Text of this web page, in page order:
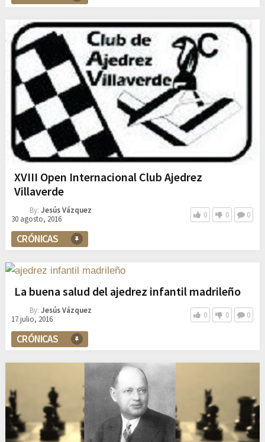
XVIII Open Internacional Club Ajedrez
Villaverde
By: Jesús Vázquez
30 agosto, 2016
0 0 0
CRÓNICAS
La buena salud del ajedrez infantil madrileño
By: Jesús Vázquez
17 julio, 2016
0 0 0
CRÓNICAS